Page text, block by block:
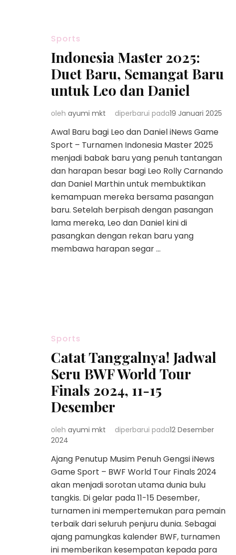
Sports
Indonesia Master 2025:
Duet Baru, Semangat Baru
untuk Leo dan Daniel
oleh ayumi mkt diperbarui pada19 Januari 2025
Awal Baru bagi Leo dan Daniel iNews Game
Sport – Turnamen Indonesia Master 2025
menjadi babak baru yang penuh tantangan
dan harapan besar bagi Leo Rolly Carnando
dan Daniel Marthin untuk membuktikan
kemampuan mereka bersama pasangan
baru. Setelah berpisah dengan pasangan
lama mereka, Leo dan Daniel kini di
pasangkan dengan rekan baru yang
membawa harapan segar …
Sports
Catat Tanggalnya! Jadwal
Seru BWF World Tour
Finals 2024, 11-15
Desember
oleh ayumi mkt diperbarui pada12 Desember
2024
Ajang Penutup Musim Penuh Gengsi iNews
Game Sport – BWF World Tour Finals 2024
akan menjadi sorotan utama dunia bulu
tangkis. Di gelar pada 11-15 Desember,
turnamen ini mempertemukan para pemain
terbaik dari seluruh penjuru dunia. Sebagai
ajang pamungkas kalender BWF, turnamen
ini memberikan kesempatan kepada para